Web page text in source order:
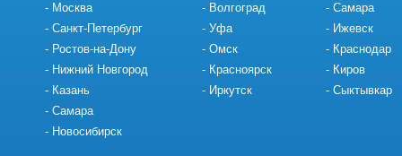
Москва
Санкт-Петербург
Ростов-на-Дону
Нижний Новгород
Казань
Самара
Новосибирск
Волгоград
Уфа
Омск
Красноярск
Иркутск
Самара
Ижевск
Краснодар
Киров
Сыктывкар